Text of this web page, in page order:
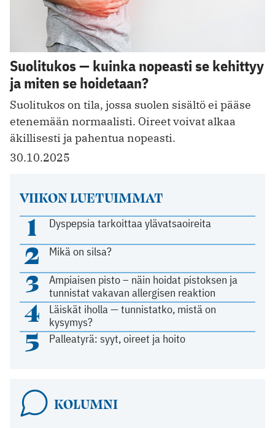
Suolitukos — kuinka nopeasti se kehittyy
ja miten se hoidetaan?
Suolitukos on tila, jossa suolen sisältö ei pääse
etenemään normaalisti. Oireet voivat alkaa
äkillisesti ja pahentua nopeasti.
30.10.2025
VIIKON LUETUIMMAT
1 Dyspepsia tarkoittaa ylävatsaoireita
2 Mikä on silsa?
3
Ampiaisen pisto – näin hoidat pistoksen ja
tunnistat vakavan allergisen reaktion
4
Läiskät iholla — tunnistatko, mistä on
kysymys?
5 Palleatyrä: syyt, oireet ja hoito
KOLUMNI